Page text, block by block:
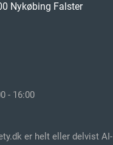
Nykøbing Falster
- 16:00
er helt eller delvist AI-